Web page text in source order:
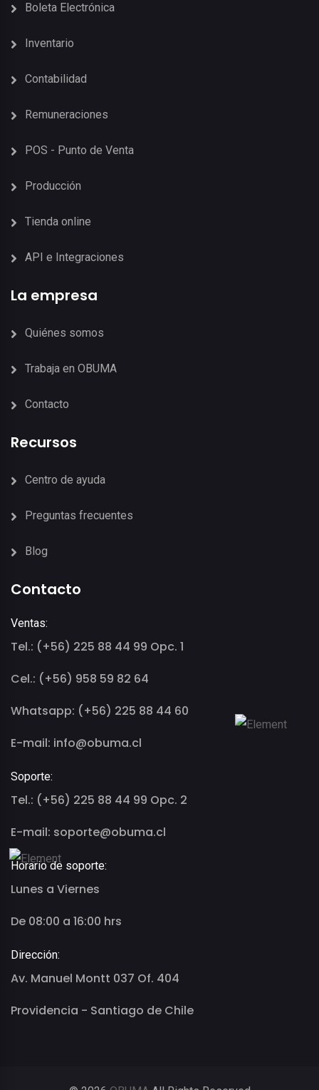
Boleta Electrónica
Inventario
Contabilidad
Remuneraciones
POS - Punto de Venta
Producción
Tienda online
API e Integraciones
La empresa
Quiénes somos
Trabaja en OBUMA
Contacto
Recursos
Centro de ayuda
Preguntas frecuentes
Blog
Contacto
Ventas:
Tel.: (+56) 225 88 44 99 Opc. 1
Cel.: (+56) 958 59 82 64
Whatsapp: (+56) 225 88 44 60
E-mail: info@obuma.cl
Soporte:
Tel.: (+56) 225 88 44 99 Opc. 2
E-mail: soporte@obuma.cl
Horario de soporte:
Lunes a Viernes
De 08:00 a 16:00 hrs
Dirección:
Av. Manuel Montt 037 Of. 404
Providencia - Santiago de Chile